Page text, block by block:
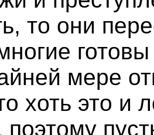
то они
мере
хоть это и